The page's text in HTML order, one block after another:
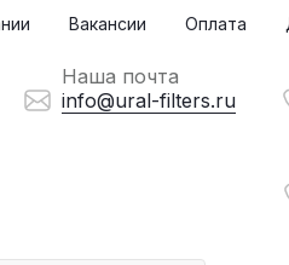
Вакансии Оплата
Наша почта
info@ural-filters.ru